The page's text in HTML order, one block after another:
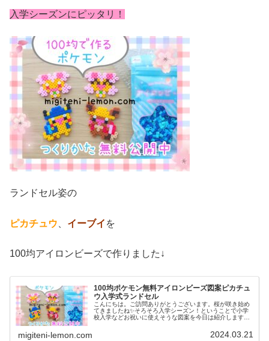
入学シーズンにピッタリ！
ランドセル姿の
ピカチュウ イーブイ を
100均アイロンビーズで作りました↓
100均ポケモン無料アイロンビーズ図案ピカチュ
ウ入学式ランドセル
こんにちは。ご訪問ありがとうございます。桜が咲き始め
てきましたね✨そろそろ入学シーズン！ということで小学
校入学などお祝いに使えそうな図案を今日は紹介します。
migiteni-lemon.com 2024.03.21